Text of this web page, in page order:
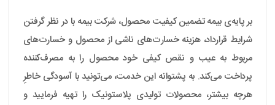
بر پایه‌ی بیمه تضمین کیفیت محصول، شرکت بیمه با در نظر گرفتن
شرایط قرارداد، هزینه خسارت‌های ناشی از محصول و خسارت‌های
مربوط به عیب و نقص کیفی خود محصول را به مصرف‌کننده
پرداخت می‌کند. به پشتوانه این خدمت، می‌تونید با آسودگی خاطرِ
هرچه بیشتر، محصولات تولیدی پلاستونیک را تهیه فرمایید و